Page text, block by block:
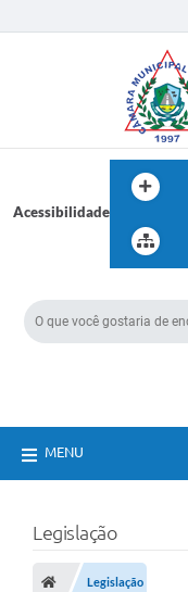
Acessibilidade
MENU
Legislação
Legislação